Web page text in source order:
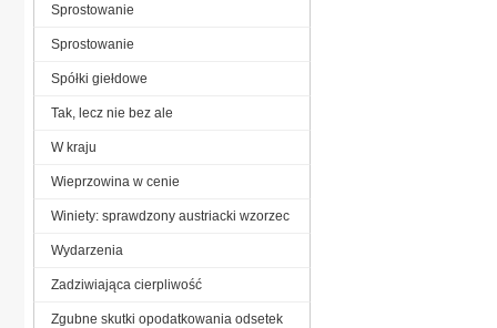
Sprostowanie
Sprostowanie
Spółki giełdowe
Tak, lecz nie bez ale
W kraju
Wieprzowina w cenie
Winiety: sprawdzony austriacki wzorzec
Wydarzenia
Zadziwiająca cierpliwość
Zgubne skutki opodatkowania odsetek